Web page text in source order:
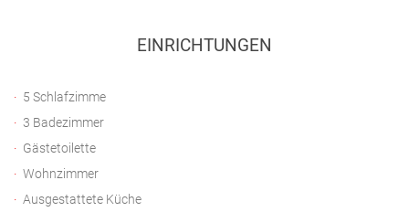
EINRICHTUNGEN
5 Schlafzimme
3 Badezimmer
Gästetoilette
Wohnzimmer
Ausgestattete Küche